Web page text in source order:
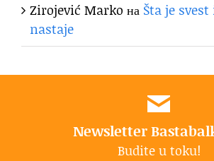
Zirojević Marko на Šta je
nastaje
Newsletter
Budite u toku!